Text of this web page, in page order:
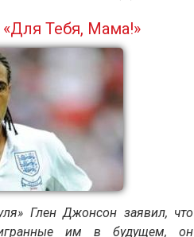
Тебя, Мама!»
Глен Джонсон заявил, что
им в будущем, он